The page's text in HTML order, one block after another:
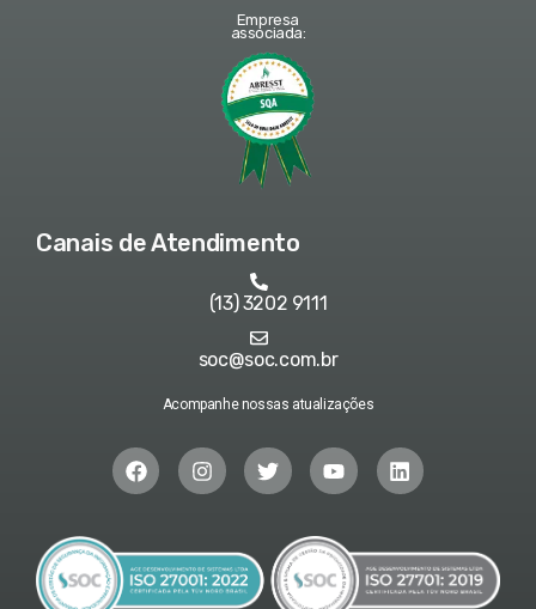
Empresa
associada:
Canais de Atendimento
(13) 3202 9111
soc@soc.com.br
Acompanhe nossas atualizações